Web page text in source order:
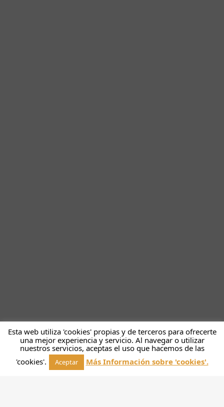
Esta web utiliza 'cookies' propias y de terceros para ofrecerte
una mejor experiencia y servicio. Al navegar o utilizar
nuestros servicios, aceptas el uso que hacemos de las
'cookies'.
Aceptar Más Información sobre 'cookies'.